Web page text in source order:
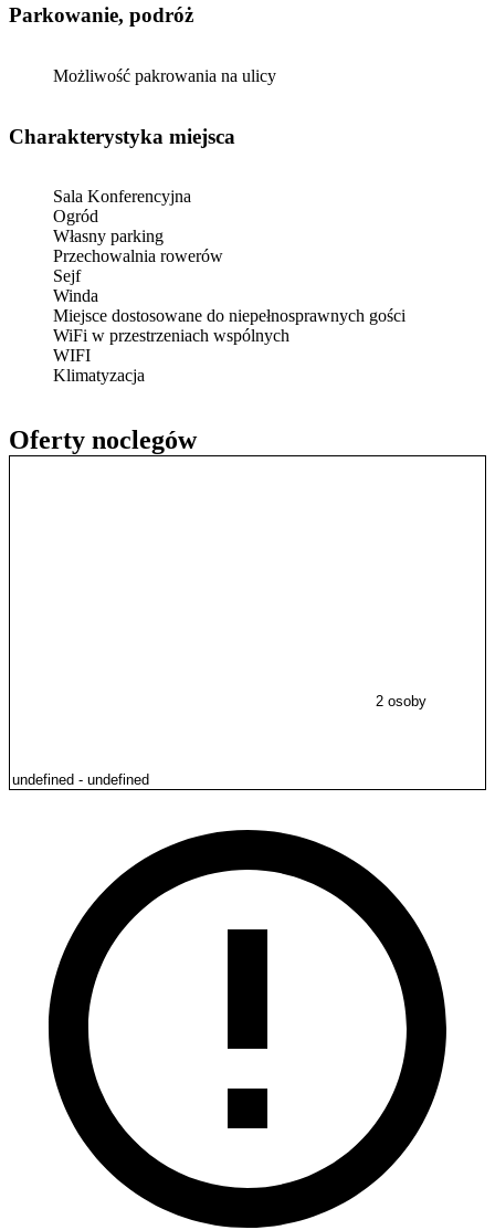
Oferty noclegów
2 osoby
Parkowanie, podróż
Możliwość pakrowania na ulicy
Charakterystyka miejsca
Sala Konferencyjna
Ogród
Własny parking
Przechowalnia rowerów
Sejf
Winda
Miejsce dostosowane do niepełnosprawnych gości
WiFi w przestrzeniach wspólnych
WIFI
Klimatyzacja